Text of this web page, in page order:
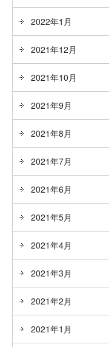
2022年1月
2021年12月
2021年10月
2021年9月
2021年8月
2021年7月
2021年6月
2021年5月
2021年4月
2021年3月
2021年2月
2021年1月